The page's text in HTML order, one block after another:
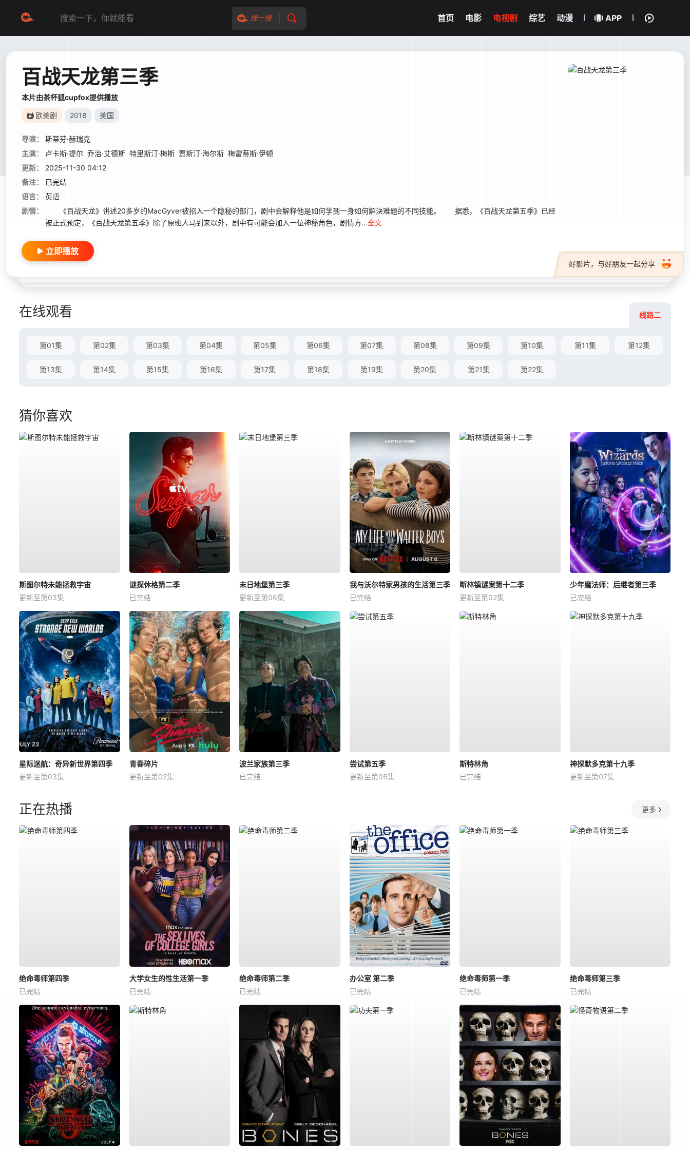
搜一搜 首页 电影 电视剧 综艺 动漫 APP
百战天龙第三季
本片由茶杯狐cupfox提供播放
欧美剧 2018 美国
导演：
斯蒂芬·赫瑞克
主演：
卢卡斯·提尔 乔治·艾德斯 特里斯汀·梅斯 贾斯汀·海尔斯 梅雷蒂斯·伊顿
更新：
2025-11-30 04:12
备注：
已完结
语言：
英语
剧情：
《百战天龙》讲述20多岁的MacGyver被招入一个隐秘的部门，剧中会解释他是如何学到一身如何解決难题的不同技能。 据悉，《百战天龙第五季》已经
被正式预定，《百战天龙第五季》除了原班人马到来以外，剧中有可能会加入一位神秘角色，剧情方...全文
好影片，与好朋友一起分享
立即播放
在线观看 线路二
第01集 第02集 第03集 第04集 第05集 第06集 第07集 第08集 第09集 第10集 第11集 第12集
第13集 第14集 第15集 第16集 第17集 第18集 第19集 第20集 第21集 第22集
猜你喜欢
斯图尔特未能拯救宇宙
更新至第03集
谜探休格第二季
已完结
末日地堡第三季
更新至第06集
我与沃尔特家男孩的生活第三季
已完结
断林镇谜案第十二季
更新至第02集
少年魔法师：后继者第三季
已完结
星际迷航：奇异新世界第四季
更新至第03集
青春碎片
更新至第02集
波兰家族第三季
已完结
尝试第五季
更新至第05集
斯特林角
已完结
神探默多克第十九季
更新至第07集
正在热播 更多
绝命毒师第四季
已完结
大学女生的性生活第一季
已完结
绝命毒师第二季
已完结
办公室 第二季
已完结
绝命毒师第一季
已完结
绝命毒师第三季
已完结